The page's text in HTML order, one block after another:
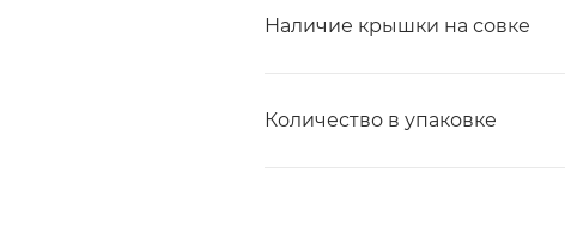
Наличие крышки на совке
Количество в упаковке